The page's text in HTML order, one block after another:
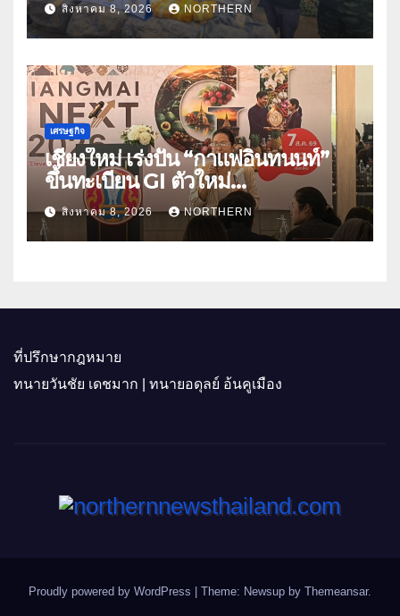
สิงหาคม 8, 2026 NORTHERN
เศรษฐกิจ
เชียงใหม่ เร่งปั้น “กาแฟอินทนนท์”
ขึ้นทะเบียน GI ตัวใหม่
“CHIANGMAI GI NEXT 2026”
ติดอาวุธผู้ประกอบการ 100 ราย ดัน
สินค้าอัตลักษณ์สู่ตลาดพรีเมียม
สิงหาคม 8, 2026 NORTHERN
ที่ปรึกษากฎหมาย
ทนายวันชัย เดชมาก | ทนายอดุลย์ อ้นคูเมือง
Proudly powered by WordPress | Theme: Newsup by Themeansar.